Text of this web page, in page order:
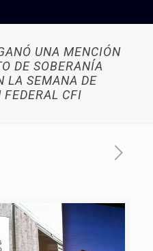
UNA MENCIÓN
DE SOBERANÍA
LA SEMANA DE
FEDERAL CFI